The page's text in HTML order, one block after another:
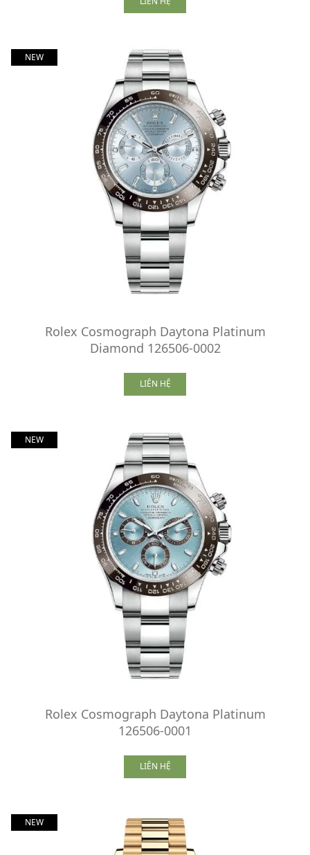
NEW
Rolex Cosmograph Daytona Platinum
Diamond 126506-0002
LIÊN HỆ
NEW
Rolex Cosmograph Daytona Platinum
126506-0001
LIÊN HỆ
NEW